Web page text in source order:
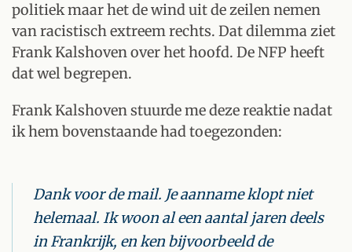
politiek maar het de wind uit de zeilen nemen
van racistisch extreem rechts. Dat dilemma ziet
Frank Kalshoven over het hoofd. De NFP heeft
dat wel begrepen.
Frank Kalshoven stuurde me deze reaktie nadat
ik hem bovenstaande had toegezonden:
Dank voor de mail. Je aanname klopt niet
helemaal. Ik woon al een aantal jaren deels
in Frankrijk, en ken bijvoorbeeld de